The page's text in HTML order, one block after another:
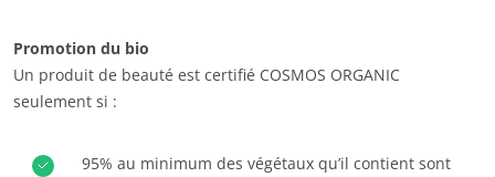
Promotion du bio
Un produit de beauté est certifié COSMOS ORGANIC
seulement si :
95% au minimum des végétaux qu’il contient sont